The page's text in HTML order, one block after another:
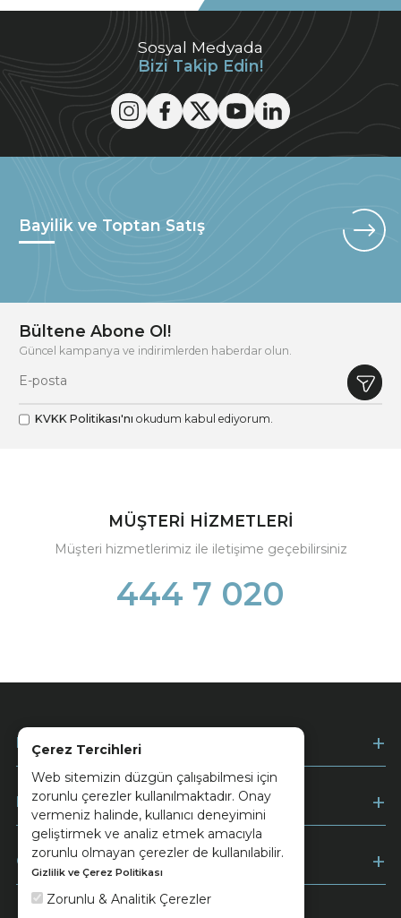
Çerez Tercihleri
Web sitemizin düzgün çalışabilmesi için
zorunlu çerezler kullanılmaktadır. Onay
vermeniz halinde, kullanıcı deneyimini
geliştirmek ve analiz etmek amacıyla
zorunlu olmayan çerezler de kullanılabilir.
Gizlilik ve Çerez Politikası
Zorunlu & Analitik Çerezler
Sosyal Medyada
Bizi Takip Edin!
Bayilik ve Toptan Satış
Bültene Abone Ol!
Güncel kampanya ve indirimlerden haberdar olun.
KVKK Politikası'nı okudum kabul ediyorum.
MÜŞTERİ HİZMETLERİ
Müşteri hizmetlerimiz ile iletişime geçebilirsiniz
444 7 020
Kurumsal
Müşteri Hizmetleri
Ödeme